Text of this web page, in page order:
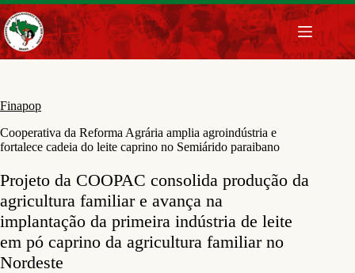
Pular
para
o
conteúdo
Finapop
Cooperativa da Reforma Agrária amplia agroindústria e
fortalece cadeia do leite caprino no Semiárido paraibano
Projeto da COOPAC consolida produção da
agricultura familiar e avança na
implantação da primeira indústria de leite
em pó caprino da agricultura familiar no
Nordeste